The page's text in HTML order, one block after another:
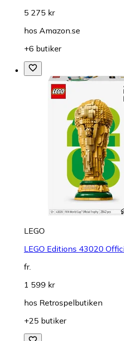
5 275 kr
hos Amazon.se
+6 butiker
LEGO
LEGO Editions 43020
fr.
1 599 kr
hos Retrospelbutiken
+25 butiker